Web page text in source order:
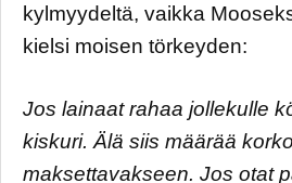
kylmyydeltä, vaikka
kielsi moisen törkeyden:
Jos lainaat rahaa jollekulle
kiskuri. Älä siis määrää
maksettavakseen. Jos otat